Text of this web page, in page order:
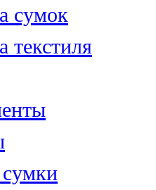
сумок
текстиля